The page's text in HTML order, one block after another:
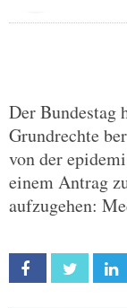
Der Bundestag
Grundrechte
von der
einem Antrag
aufzugehen:
Facebook Twitter